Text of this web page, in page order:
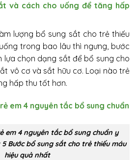
và cách cho uống để tăng hấp
lượng bổ sung sắt cho trẻ thiếu
trong bao lâu thì ngưng, bước
lựa chọn dạng sắt để bổ sung cho
vô cơ và sắt hữu cơ. Loại nào trẻ
hấp thu tốt hơn.
em 4 nguyên tắc bổ sung chuẩn y
Bước bổ sung sắt cho trẻ thiếu máu
hiệu quả nhất